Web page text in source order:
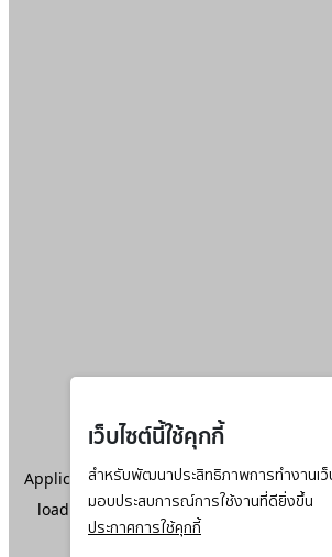
เว็บไซต์นี้ใช้คุกกี้
สำหรับพัฒนาประสิทธิภาพการทำงานเว็
มอบประสบการณ์การใช้งานที่ดียิ่งขึ้น
ประกาศการใช้คุกกี้
Application error: aclient-side exception
loadingwww.ktc.co.th(see the browser
information).